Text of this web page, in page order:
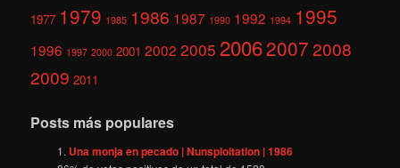
1977 1979 1985 1986 1987 1990 1992 1994 1995
1996 1997 2000 2001 2002 2005 200620072008
2009 2011
Posts más populares
Una monja en pecado | Nunsploitation | 1986